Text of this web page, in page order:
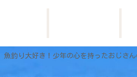
魚釣り大好き！少年の心を持ったおじさ